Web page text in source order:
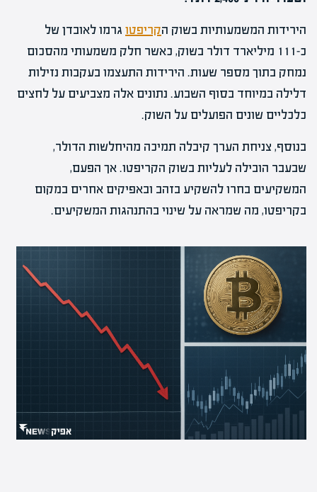
הירידות המשמעותיות בשוק הקריפטו גרמו לאובדן של
כ-111 מיליארד דולר בשוק, כאשר חלק משמעותי מהסכום
נמחק בתוך מספר שעות. הירידות התעצמו בעקבות נזילות
דלילה במיוחד בסוף השבוע. נתונים אלה מצביעים על לחצים
כלכליים שונים הפועלים על השוק.
בנוסף, צניחת הערך קיבלה תמיכה מהיחלשות הדולר,
שבעבר הובילה לעליות בשוק הקריפטו. אך הפעם,
המשקיעים בחרו להשקיע בזהב ובאפיקים אחרים במקום
בקריפטו, מה שמראה על שינוי בהתנהגות המשקיעים.